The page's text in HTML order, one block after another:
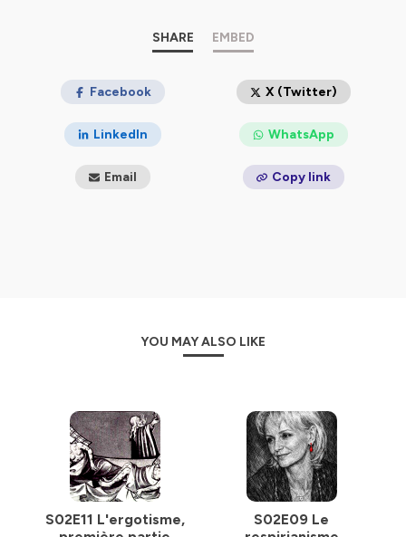
SHARE EMBED
Facebook X (Twitter)
LinkedIn WhatsApp
Email Copy link
YOU MAY ALSO LIKE
S02E11 L'ergotisme,
S02E09 Le